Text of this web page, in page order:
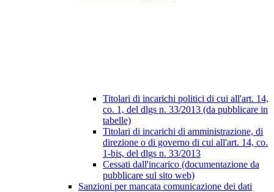
Titolari di incarichi politici di cui all'art. 14,
co. 1, del dlgs n. 33/2013 (da pubblicare in
tabelle)
Titolari di incarichi di amministrazione, di
direzione o di governo di cui all'art. 14, co.
1-bis, del dlgs n. 33/2013
Cessati dall'incarico (documentazione da
pubblicare sul sito web)
Sanzioni per mancata comunicazione dei dati